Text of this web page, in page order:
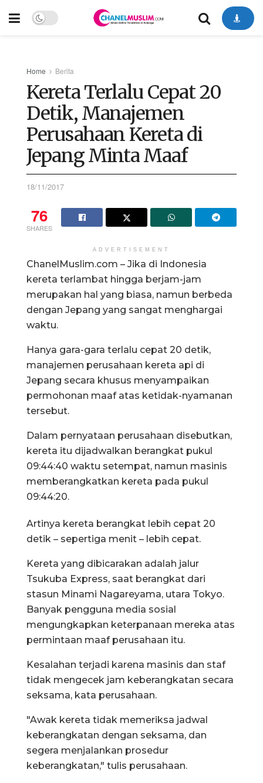
Home Berita
Kereta Terlalu Cepat 20
Detik, Manajemen
Perusahaan Kereta di
Jepang Minta Maaf
18/11/2017
76
SHARES
ADVERTISEMENT
ChanelMuslim.com – Jika di Indonesia
kereta terlambat hingga berjam-jam
merupakan hal yang biasa, namun berbeda
dengan Jepang yang sangat menghargai
waktu.
Hanya gara-gara terlalu cepat 20 detik,
manajemen perusahaan kereta api di
Jepang secara khusus menyampaikan
permohonan maaf atas ketidak-nyamanan
tersebut.
Dalam pernyataan perusahaan disebutkan,
kereta itu dijadwalkan berangkat pukul
09:44:40 waktu setempat, namun masinis
memberangkatkan kereta pada pukul
09:44:20.
Artinya kereta berangkat lebih cepat 20
detik – sepertiga menit – lebih cepat.
Kereta yang dibicarakan adalah jalur
Tsukuba Express, saat berangkat dari
stasun Minami Nagareyama, utara Tokyo.
Banyak pengguna media sosial
mengungkapkan keterpanaan mereka atas
permintaan maaf perusahaan itu.
Kesalahan terjadi karena masinis dan staf
tidak mengecek jam keberangkatan secara
seksama, kata perusahaan.
"Awak kereta tidak memeriksa jadwal
keberangkatan dengan seksama, dan
segera menjalankan prosedur
keberangkatan," tulis perusahaan.